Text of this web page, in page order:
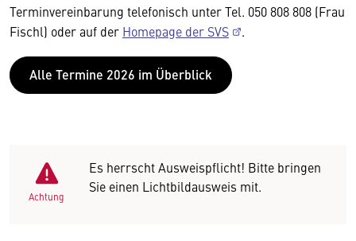
Terminvereinbarung telefonisch unter Tel. 050 808 808 (Frau
Fischl) oder auf der Homepage der SVS .
Alle Termine 2026 im Überblick
Achtung
Es herrscht Ausweispflicht! Bitte bringen
Sie einen Lichtbildausweis mit.